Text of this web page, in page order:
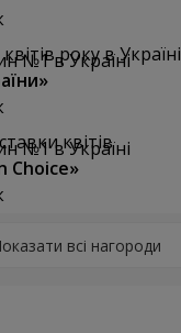
року в Україні
квітів
Choice»